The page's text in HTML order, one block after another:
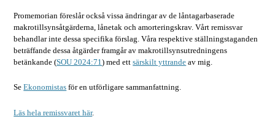
Promemorian föreslår också vissa ändringar av de låntagarbaserade
makrotillsynsåtgärderna, lånetak och amorteringskrav. Vårt remissvar
behandlar inte dessa specifika förslag. Våra respektive ställningstaganden
beträffande dessa åtgärder framgår av makrotillsynsutredningens
betänkande (SOU 2024:71) med ettsärskilt yttrande av mig.
SeEkonomistas för en utförligare sammanfattning.
Läs hela remissvaret här.